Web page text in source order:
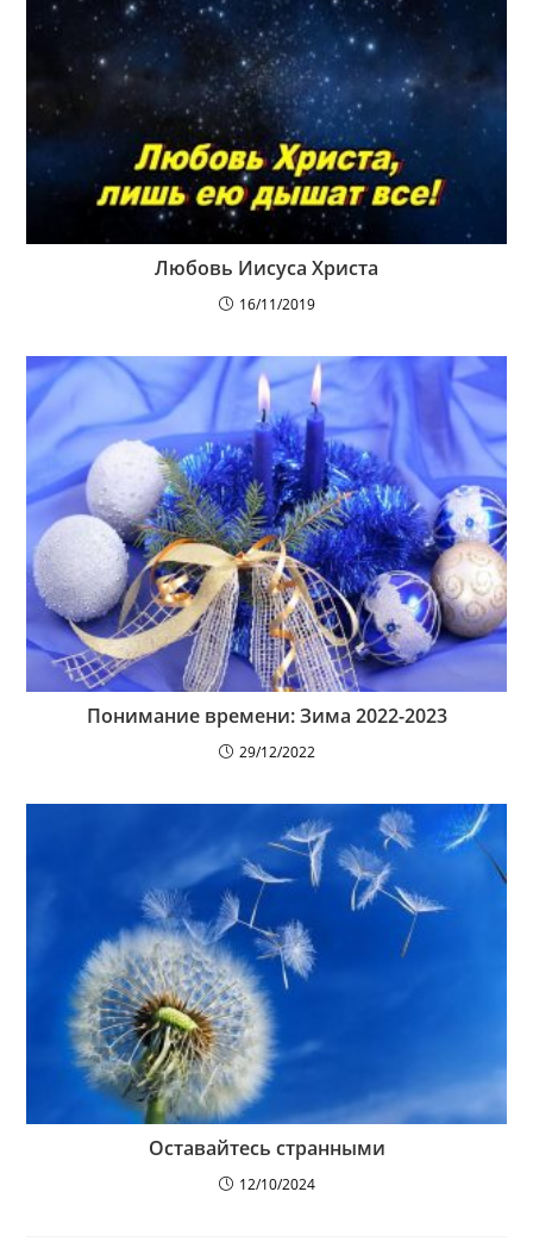
Любовь Иисуса Христа
16/11/2019
Понимание времени: Зима 2022-2023
29/12/2022
Оставайтесь странными
12/10/2024